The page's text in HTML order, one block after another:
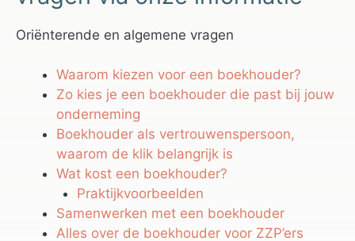
Oriënterende en algemene vragen
Waarom kiezen voor een boekhouder?
Zo kies je een boekhouder die past bij jouw
onderneming
Boekhouder als vertrouwenspersoon,
waarom de klik belangrijk is
Wat kost een boekhouder?
Praktijkvoorbeelden
Samenwerken met een boekhouder
Alles over de boekhouder voor ZZP’ers